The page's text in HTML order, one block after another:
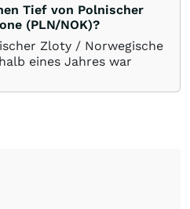
Tief von Polnischer
(PLN/NOK)?
Zloty / Norwegische
eines Jahres war